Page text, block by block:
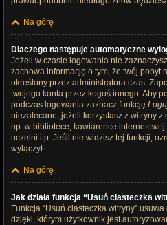
Na górę
Dlaczego następuje automatyczne
Jeżeli w czasie logowania nie
zachowa informację o tym, że twój pobyt
określony przez administratora czas.
twojego konta przez kogoś innego. Aby
podczas logowania zaznacz funkcję
niezalecane, jeżeli korzystasz z witryny
np. w bibliotece, kawiarence
uczelni itp. Jeśli nie widzisz tej funkcji,
wyłączył.
Na górę
Jak działa funkcja “Usuń ciasteczka
Funkcja “Usuń ciasteczka witryny”
dzięki, którym użytkownik jest